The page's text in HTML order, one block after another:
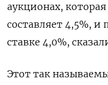
аукционах,
составляет 4,5%,
ставке 4,0%,
Этот так